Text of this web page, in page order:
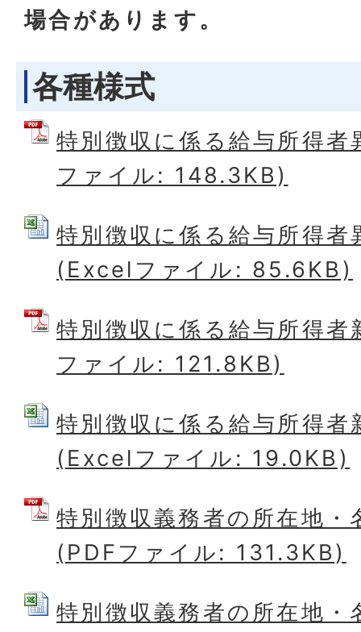
場合があります。
各種様式
特別徴収に係る給与所得
ファイル: 148.3KB)
特別徴収に係る給与所得者
(Excelファイル: 85.6KB)
特別徴収に係る給与所得
ファイル: 121.8KB)
特別徴収に係る給与所得者
(Excelファイル: 19.0KB)
特別徴収義務者の所在地・
(PDFファイル: 131.3KB)
特別徴収義務者の所在地・